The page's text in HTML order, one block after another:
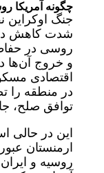
چگونه آمریکا
جنگ اوکراین
شدت کاهش
اقتصادی
در منطقه را
توافق صلح،
ارمنستان
روسیه و